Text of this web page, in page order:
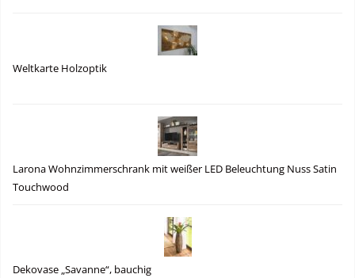
Weltkarte Holzoptik
Larona Wohnzimmerschrank mit weißer LED Beleuchtung Nuss Satin
Touchwood
Dekovase „Savanne“, bauchig